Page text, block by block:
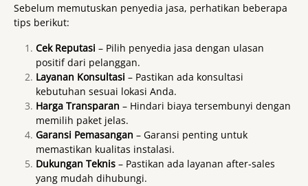
Sebelum memutuskan penyedia jasa, perhatikan beberapa
tips berikut:
Cek Reputasi – Pilih penyedia jasa dengan ulasan
positif dari pelanggan.
Layanan Konsultasi – Pastikan ada konsultasi
kebutuhan sesuai lokasi Anda.
Harga Transparan – Hindari biaya tersembunyi dengan
memilih paket jelas.
Garansi Pemasangan – Garansi penting untuk
memastikan kualitas instalasi.
Dukungan Teknis – Pastikan ada layanan after-sales
yang mudah dihubungi.